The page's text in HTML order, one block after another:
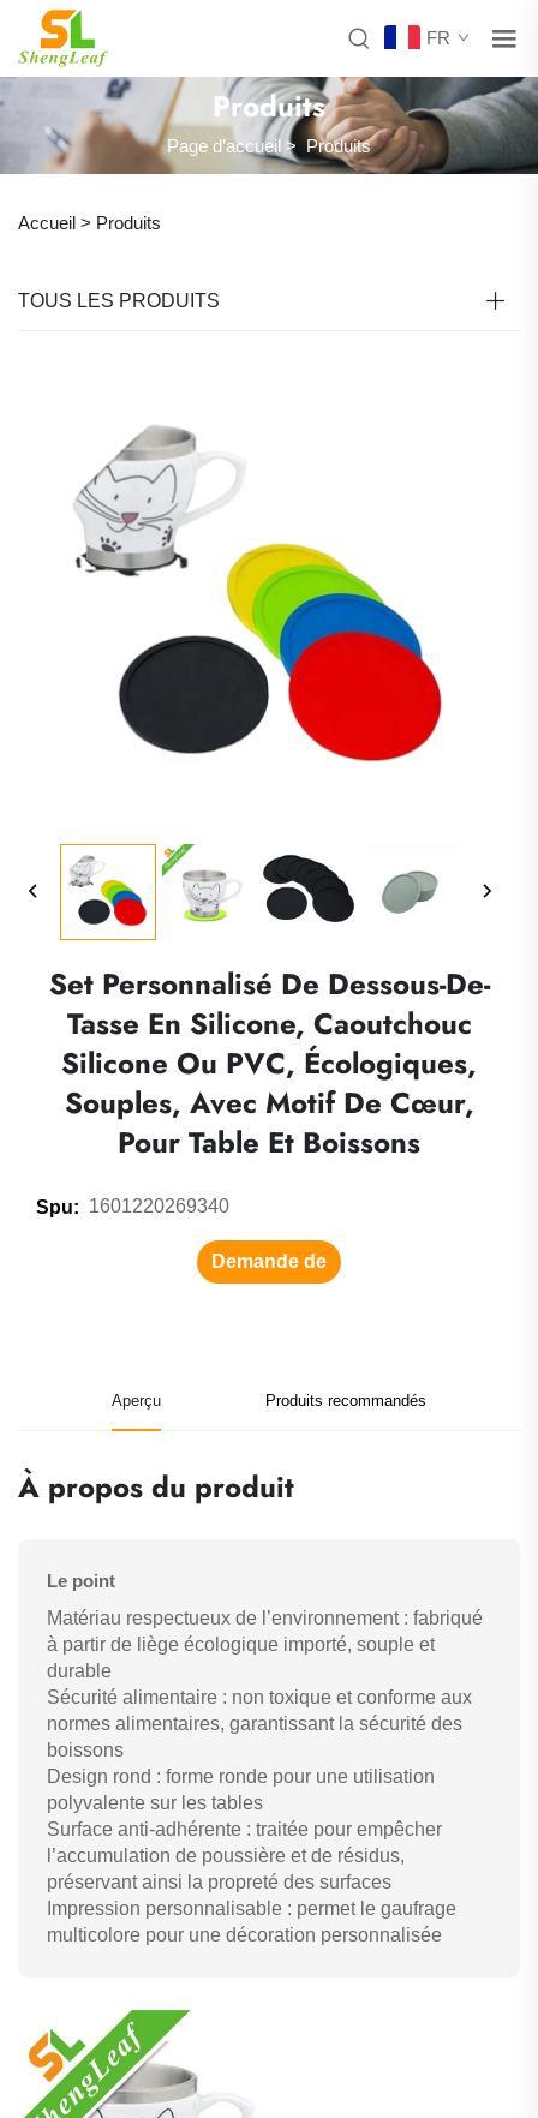
FR
Produits
Page d’accueil > Produits
Accueil > Produits
TOUS LES PRODUITS
Set Personnalisé De Dessous-De-
Tasse En Silicone, Caoutchouc
Silicone Ou PVC, Écologiques,
Souples, Avec Motif De Cœur,
Pour Table Et Boissons
Spu: 1601220269340
Demande de
Aperçu Produits recommandés
À propos du produit
Le point
Matériau respectueux de l’environnement : fabriqué
à partir de liège écologique importé, souple et
durable
Sécurité alimentaire : non toxique et conforme aux
normes alimentaires, garantissant la sécurité des
boissons
Design rond : forme ronde pour une utilisation
polyvalente sur les tables
Surface anti-adhérente : traitée pour empêcher
l’accumulation de poussière et de résidus,
préservant ainsi la propreté des surfaces
Impression personnalisable : permet le gaufrage
multicolore pour une décoration personnalisée